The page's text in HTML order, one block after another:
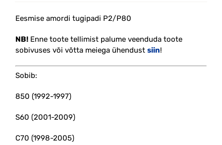
Eesmise amordi tugipadi P2/P80
NB! Enne toote tellimist palume veenduda toote
sobivuses või võtta meiega ühendust siin!
Sobib:
850 (1992-1997)
S60 (2001-2009)
C70 (1998-2005)